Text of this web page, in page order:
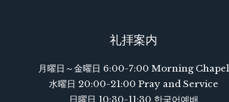
礼拝案内
月曜日～金曜日 6:00-7:00 Morning Chapel
水曜日 20:00-21:00 Pray and Service
日曜日 10:30-11:30 한국어예배